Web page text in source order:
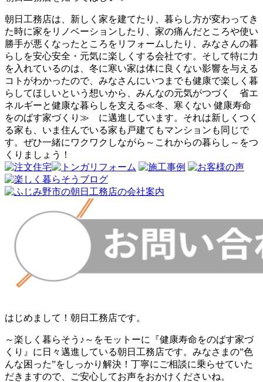
朝日工務店は、新しく家を建てたり、暮らし方が変わってき
た時に家をリノベーションしたり、家の痛んだところや使い
勝手が悪くなったところをリフォームしたり、みなさんの暮
らしを安心安全・元気に楽しくする会社です。そして特に力
を入れているのは、冬に寒い家は体に良くない影響を与える
コトがわかったので、みなさんにいつまでも健康で楽しく暮
らしてほしいという想いから、みんなの元気がつづく 省エ
ネルギーと健康な暮らしを支える≪冬、寒くない 健康寿命
をのばす家づくり≫ に邁進しています。それは新しくつく
る家も、いま住んでいる家も戸建てもマンションも同じで
す。ぜひ一緒にワクワクしながら～これからの暮らし～をつ
くりましょう！
はじめまして！朝日工務店です。
～楽しく暮らそう♪～をモットーに『健康寿命をのばす家づ
くり』に日々邁進している朝日工務店です。みなさまの”色
んな困った”をしっかり解決！丁寧にご相談に乗らせていた
だきますので、ご安心してお声をおかけくださいね。